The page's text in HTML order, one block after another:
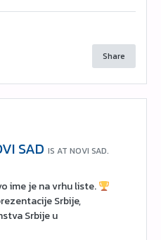
Share
SADIS AT NOVI SAD.
ime je na vrhu liste.
Srbije,
Srbije u